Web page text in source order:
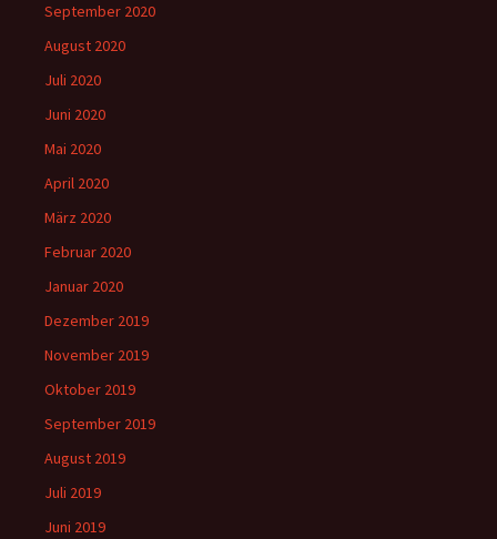
September 2020
August 2020
Juli 2020
Juni 2020
Mai 2020
April 2020
März 2020
Februar 2020
Januar 2020
Dezember 2019
November 2019
Oktober 2019
September 2019
August 2019
Juli 2019
Juni 2019